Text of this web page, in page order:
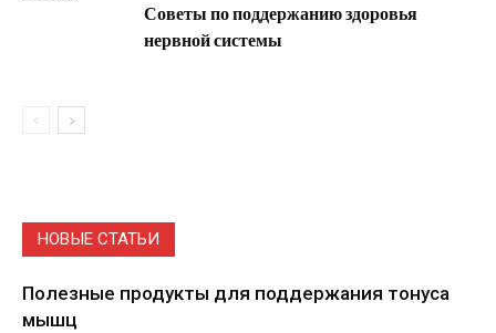
Советы по поддержанию здоровья
нервной системы
НОВЫЕ СТАТЬИ
Полезные продукты для поддержания тонуса
мышц